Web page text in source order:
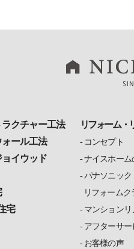
クチャー工法
ール工法
イウッド
宅
リフォーム・
コンセプト
ナイスホーム
パナソニック
リフォームク
マンション
アフターサー
お客様の声